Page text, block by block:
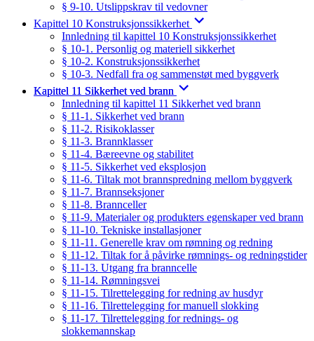
§ 9-10. Utslippskrav til vedovner
Kapittel 10 Konstruksjonssikkerhet
Innledning til kapittel 10 Konstruksjonssikkerhet
§ 10-1. Personlig og materiell sikkerhet
§ 10-2. Konstruksjonssikkerhet
§ 10-3. Nedfall fra og sammenstøt med byggverk
Kapittel 11 Sikkerhet ved brann
Innledning til kapittel 11 Sikkerhet ved brann
§ 11-1. Sikkerhet ved brann
§ 11-2. Risikoklasser
§ 11-3. Brannklasser
§ 11-4. Bæreevne og stabilitet
§ 11-5. Sikkerhet ved eksplosjon
§ 11-6. Tiltak mot brannspredning mellom byggverk
§ 11-7. Brannseksjoner
§ 11-8. Brannceller
§ 11-9. Materialer og produkters egenskaper ved brann
§ 11-10. Tekniske installasjoner
§ 11-11. Generelle krav om rømning og redning
§ 11-12. Tiltak for å påvirke rømnings- og redningstider
§ 11-13. Utgang fra branncelle
§ 11-14. Rømningsvei
§ 11-15. Tilrettelegging for redning av husdyr
§ 11-16. Tilrettelegging for manuell slokking
§ 11-17. Tilrettelegging for rednings- og
slokkemannskap